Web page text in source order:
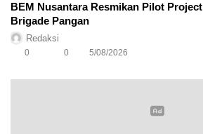
BEM Nusantara Resmikan Pilot Project
Brigade Pangan
Redaksi
0 0 5/08/2026